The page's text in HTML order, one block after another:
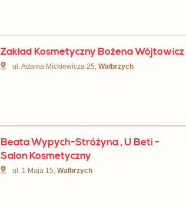
Zakład Kosmetyczny Bożena Wójtowicz
ul. Adama Mickiewicza 25, Wałbrzych
Beata Wypych-Stróżyna , U Beti -
Salon Kosmetyczny
ul. 1 Maja 15, Wałbrzych